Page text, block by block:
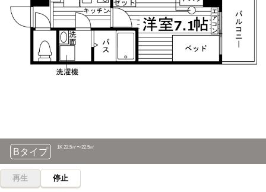
Bタイプ 1K 22.5㎡〜22.5㎡
再生 停止